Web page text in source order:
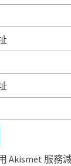
Akismet 服務